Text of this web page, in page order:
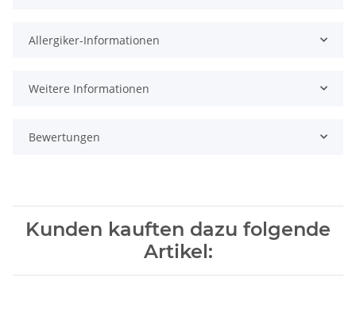
Allergiker-Informationen
Weitere Informationen
Bewertungen
Kunden kauften dazu folgende
Artikel: